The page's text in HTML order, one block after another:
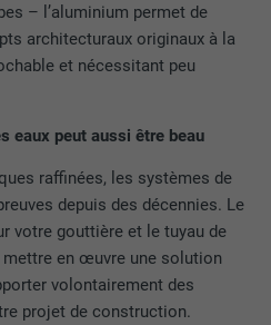
– l’aluminium permet de
architecturaux originaux à la
et nécessitant peu
eaux peut aussi être beau
raffinées, les systèmes de
depuis des décennies. Le
votre gouttière et le tuyau de
en œuvre une solution
volontairement des
projet de construction.
l'autorisation de
à utiliser des cookies pour
non essentielles.
le choix des centres de